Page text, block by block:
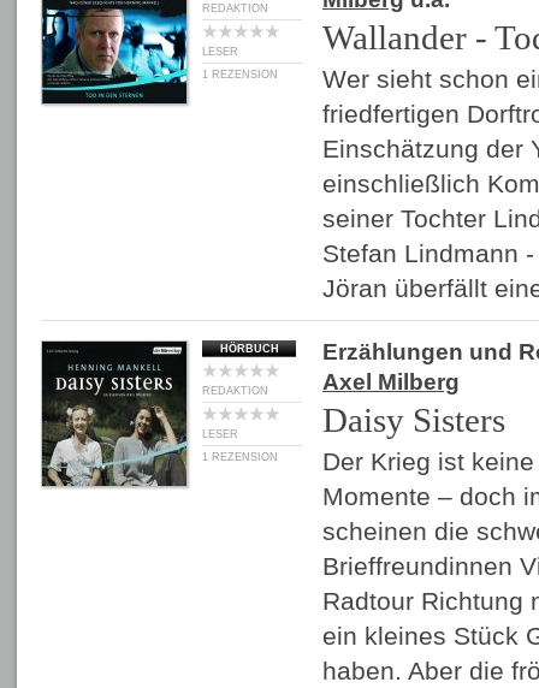
REDAKTION
LESER
1 REZENSION
Wallander -
Wer sieht schon
friedfertigen
Einschätzung der
einschließlich
seiner Tochter
Stefan Lindmann
Jöran überfällt
HÖRBUCH
REDAKTION
LESER
1 REZENSION
Erzählungen und
Axel Milberg
Daisy Sisters
Der Krieg ist
Momente – doch
scheinen die
Brieffreundinnen
Radtour Richtung
ein kleines Stück
haben. Aber die